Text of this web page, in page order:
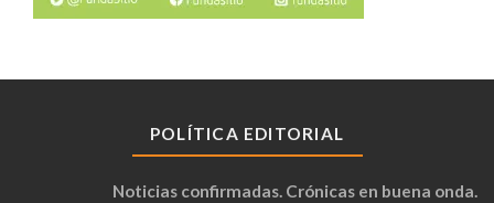
POLÍTICA EDITORIAL
Noticias confirmadas. Crónicas en buena onda.